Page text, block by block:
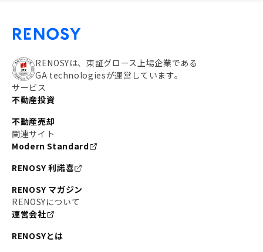
RENOSYは、東証グロース上場企業である
GA technologiesが運営しています。
サービス
不動産投資
不動産売却
関連サイト
Modern Standard
RENOSY 利諾喜
RENOSY マガジン
RENOSYについて
運営会社
RENOSYとは